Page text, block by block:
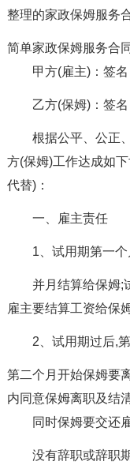
整理的家政保姆服务
简单家政保姆服务合
甲方(雇主)：签名
乙方(保姆)：签名
根据公平、公正
方(保姆)工作达成如
代替)：
一、雇主责任
1、试用期第一个
并月结算给保姆;
雇主要结算工资给保
2、试用期过后,
第二个月开始保姆要
内同意保姆离职及结
同时保姆要交还
没有辞职或辞职